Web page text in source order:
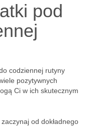
pod
codziennej rutyny
pozytywnych
Ci w ich skutecznym
od dokładnego